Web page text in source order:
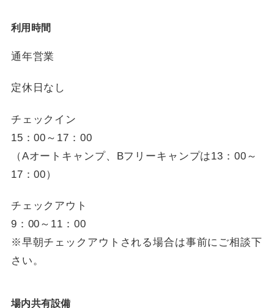
利用時間
通年営業
定休日なし
チェックイン
15：00～17：00
（Aオートキャンプ、Bフリーキャンプは13：00～
17：00）
チェックアウト
9：00～11：00
※早朝チェックアウトされる場合は事前にご相談下
さい。
場内共有設備